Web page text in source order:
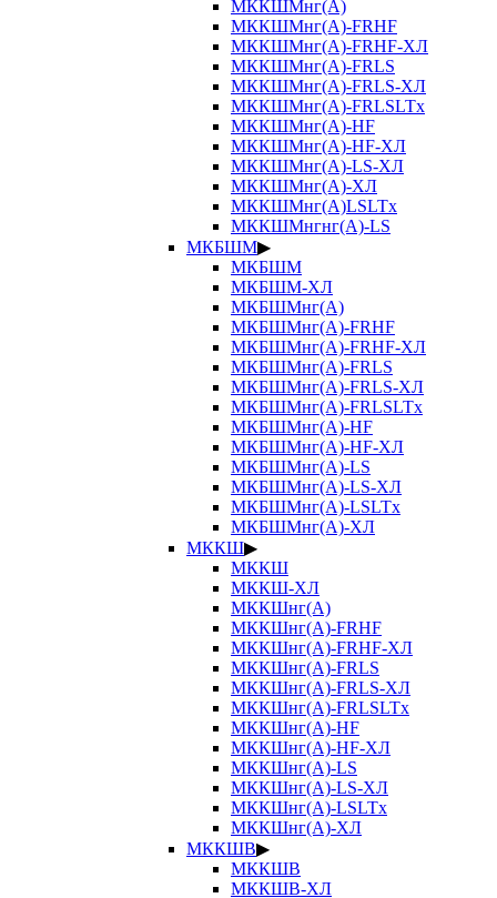
МККШМнг(А)
МККШМнг(А)-FRHF
МККШМнг(А)-FRHF-ХЛ
МККШМнг(А)-FRLS
МККШМнг(А)-FRLS-ХЛ
МККШМнг(А)-FRLSLTx
МККШМнг(А)-HF
МККШМнг(А)-HF-ХЛ
МККШМнг(А)-LS-ХЛ
МККШМнг(А)-ХЛ
МККШМнг(А)LSLTx
МККШМнгнг(А)-LS
МКБШМ▶
МКБШМ
МКБШМ-ХЛ
МКБШМнг(А)
МКБШМнг(А)-FRHF
МКБШМнг(А)-FRHF-ХЛ
МКБШМнг(А)-FRLS
МКБШМнг(А)-FRLS-ХЛ
МКБШМнг(А)-FRLSLTx
МКБШМнг(А)-HF
МКБШМнг(А)-HF-ХЛ
МКБШМнг(А)-LS
МКБШМнг(А)-LS-ХЛ
МКБШМнг(А)-LSLTx
МКБШМнг(А)-ХЛ
МККШ▶
МККШ
МККШ-ХЛ
МККШнг(А)
МККШнг(А)-FRHF
МККШнг(А)-FRHF-ХЛ
МККШнг(А)-FRLS
МККШнг(А)-FRLS-ХЛ
МККШнг(А)-FRLSLTx
МККШнг(А)-HF
МККШнг(А)-HF-ХЛ
МККШнг(А)-LS
МККШнг(А)-LS-ХЛ
МККШнг(А)-LSLTx
МККШнг(А)-ХЛ
МККШВ▶
МККШВ
МККШВ-ХЛ